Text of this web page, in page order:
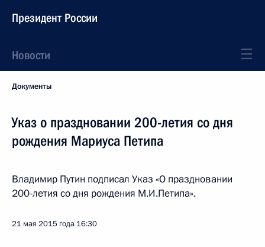
Президент России
Новости
Документы
Указ о праздновании 200-летия со дня
рождения Мариуса Петипа
Владимир Путин подписал Указ «О праздновании
200-летия со дня рождения М.И.Петипа».
21 мая 2015 года 16:30